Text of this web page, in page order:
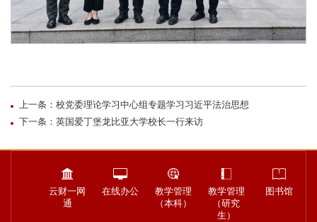
上一条：校党委理论学习中心组专题学习习近平法治思想
下一条：英国爱丁堡龙比亚大学校长一行来访
云财一网
通
在线办公
教学管理
（本科）
教学管理
（研究
生）
图书馆